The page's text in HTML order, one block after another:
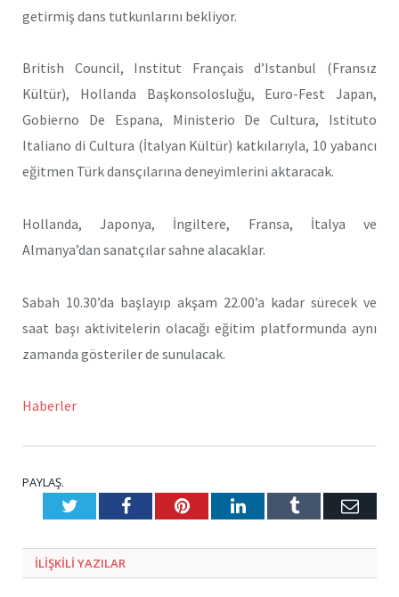
getirmiş dans tutkunlarını bekliyor.
British Council, Institut Français d’Istanbul (Fransız
Kültür), Hollanda Başkonsolosluğu, Euro-Fest Japan,
Gobierno De Espana, Ministerio De Cultura, Istituto
Italiano di Cultura (İtalyan Kültür) katkılarıyla, 10 yabancı
eğitmen Türk dansçılarına deneyimlerini aktaracak.
Hollanda, Japonya, İngiltere, Fransa, İtalya ve
Almanya’dan sanatçılar sahne alacaklar.
Sabah 10.30’da başlayıp akşam 22.00’a kadar sürecek ve
saat başı aktivitelerin olacağı eğitim platformunda aynı
zamanda gösteriler de sunulacak.
Haberler
PAYLAŞ.
TwitterFacebookPinterestLinkedInTumblr E-
ILIŞKILI YAZILAR